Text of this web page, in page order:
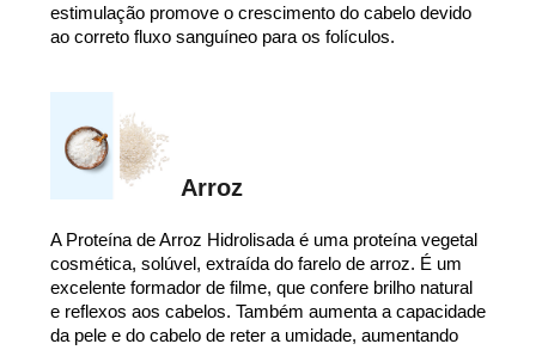
estimulação promove o crescimento do cabelo devido
ao correto fluxo sanguíneo para os folículos.
Arroz
A Proteína de Arroz Hidrolisada é uma proteína vegetal
cosmética, solúvel, extraída do farelo de arroz. É um
excelente formador de filme, que confere brilho natural
e reflexos aos cabelos. Também aumenta a capacidade
da pele e do cabelo de reter a umidade, aumentando